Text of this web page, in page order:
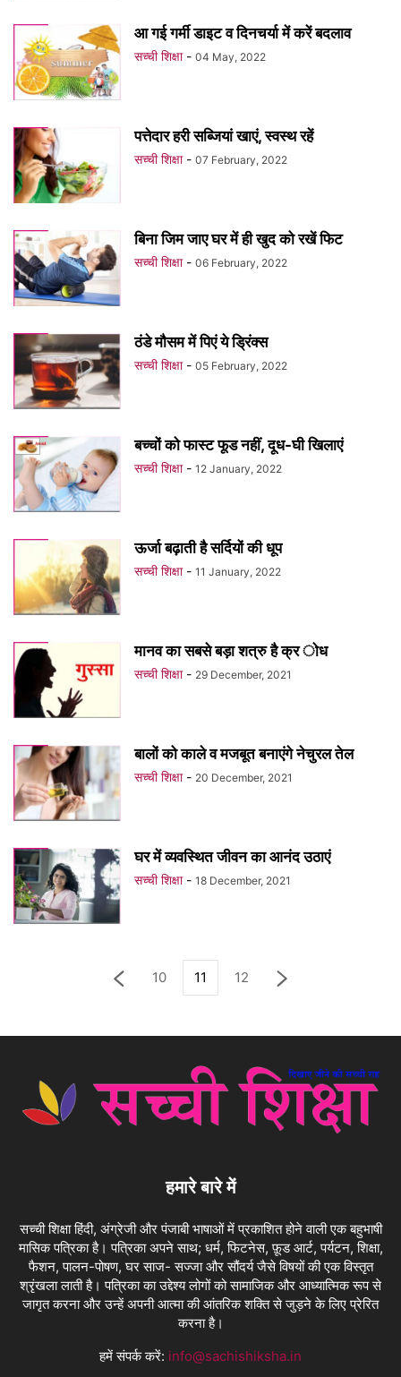
आ गई गर्मी डाइट व दिनचर्या में करें बदलाव
सच्ची शिक्षा - 04 May, 2022
पत्तेदार हरी सब्जियां खाएं, स्वस्थ रहें
सच्ची शिक्षा - 07 February, 2022
बिना जिम जाए घर में ही खुद को रखें फिट
सच्ची शिक्षा - 06 February, 2022
ठंडे मौसम में पिएं ये ड्रिंक्स
सच्ची शिक्षा - 05 February, 2022
बच्चों को फास्ट फूड नहीं, दूध-घी खिलाएं
सच्ची शिक्षा - 12 January, 2022
ऊर्जा बढ़ाती है सर्दियों की धूप
सच्ची शिक्षा - 11 January, 2022
मानव का सबसे बड़ा शत्रु है क्र ोध
सच्ची शिक्षा - 29 December, 2021
बालों को काले व मजबूत बनाएंगे नेचुरल तेल
सच्ची शिक्षा - 20 December, 2021
घर में व्यवस्थित जीवन का आनंद उठाएं
सच्ची शिक्षा - 18 December, 2021
10 11 12
हमारे बारे में
सच्ची शिक्षा हिंदी, अंग्रेजी और पंजाबी भाषाओं में प्रकाशित होने वाली एक बहुभाषी
मासिक पत्रिका है। पत्रिका अपने साथ; धर्म, फिटनेस, फ़ूड आर्ट, पर्यटन, शिक्षा,
फैशन, पालन-पोषण, घर साज- सज्जा और सौंदर्य जैसे विषयों की एक विस्तृत
श्रृंखला लाती है। पत्रिका का उद्देश्य लोगों को सामाजिक और आध्यात्मिक रूप से
जागृत करना और उन्हें अपनी आत्मा की आंतरिक शक्ति से जुड़ने के लिए प्रेरित
करना है।
हमें संपर्क करें: info@sachishiksha.in